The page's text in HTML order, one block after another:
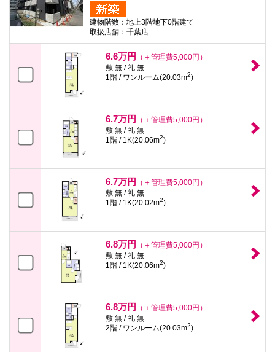
建物階数：地上3階地下0階建て
取扱店舗：千葉店
6.6万円
（＋管理費5,000円）
敷 無 / 礼 無
1階 / ワンルーム(20.03m2)
6.7万円
（＋管理費5,000円）
敷 無 / 礼 無
1階 / 1K(20.06m2)
6.7万円
（＋管理費5,000円）
敷 無 / 礼 無
1階 / 1K(20.02m2)
6.8万円
（＋管理費5,000円）
敷 無 / 礼 無
1階 / 1K(20.06m2)
6.8万円
（＋管理費5,000円）
敷 無 / 礼 無
2階 / ワンルーム(20.03m2)